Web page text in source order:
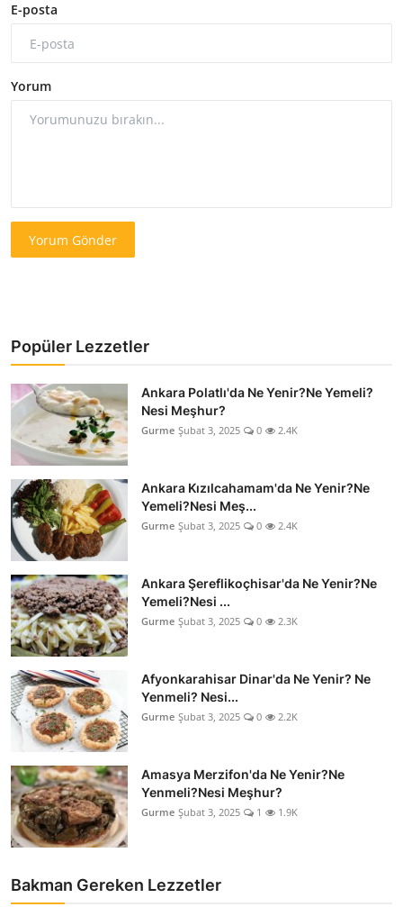
E-posta
Yorum
Yorum Gönder
Popüler Lezzetler
Ankara Polatlı'da Ne Yenir?Ne Yemeli?
Nesi Meşhur?
Gurme Şubat 3, 2025 0 2.4K
Ankara Kızılcahamam'da Ne Yenir?Ne
Yemeli?Nesi Meş...
Gurme Şubat 3, 2025 0 2.4K
Ankara Şereflikoçhisar'da Ne Yenir?Ne
Yemeli?Nesi ...
Gurme Şubat 3, 2025 0 2.3K
Afyonkarahisar Dinar'da Ne Yenir? Ne
Yenmeli? Nesi...
Gurme Şubat 3, 2025 0 2.2K
Amasya Merzifon'da Ne Yenir?Ne
Yenmeli?Nesi Meşhur?
Gurme Şubat 3, 2025 1 1.9K
Bakman Gereken Lezzetler